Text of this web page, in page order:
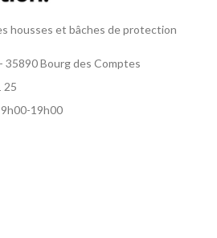
housses et bâches de protection
35890 Bourg des Comptes
25
19h00